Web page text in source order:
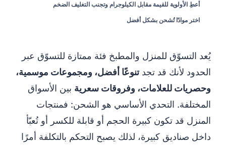
يُعد التسوّق للمنزل والمطبخ فئة ممتازة للتسوّق عبر
الحدود لأنك قد تجدتنوعًا أفضل، ومجموعات موسمية،
وحصريات للعلامات، وفروقات سعرية بين الأسواق
المختلفة. التحدي الأساسي هو الشحن: فمنتجات
المنزل قد تكون كبيرة الحجم أو قابلة للكسر أو تُعبّأ
داخل صناديق كبيرة، لذلك يصبح التحكم بالتكلفة أمرًا
أعطِ الأولوية للقيمة مقابل الكيلوجرام وتجنب التغليف الضخم
اختر موادًا تُشحن بشكل أفضل